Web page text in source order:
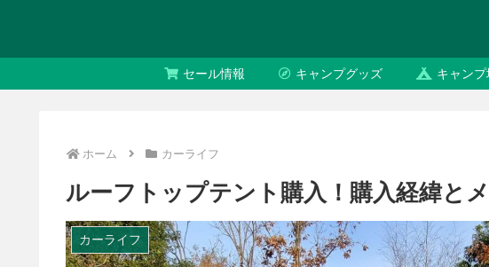
セール情報 キャンプグッズ キャンプ
ホーム カーライフ
ルーフトップテント購入！購入経緯と
カーライフ